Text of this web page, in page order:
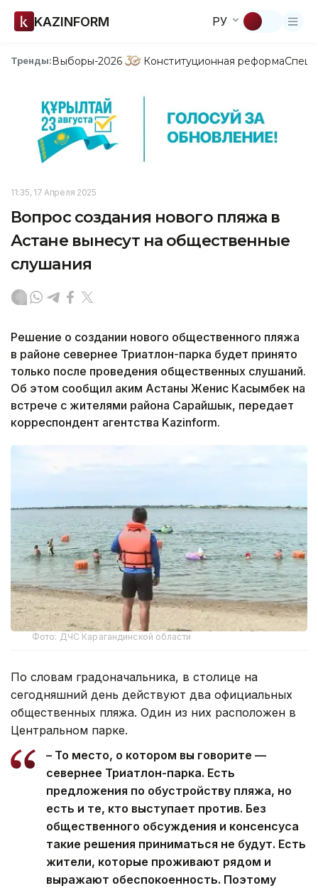
KAZINFORM РУ
Тренды:Выборы-2026 Конституционная реформа
11:35, 17 Апреля 2025
Вопрос создания нового пляжа в
Астане вынесут на общественные
слушания
Решение о создании нового общественного пляжа
в районе севернее Триатлон-парка будет принято
только после проведения общественных слушаний.
Об этом сообщил аким Астаны Женис Касымбек на
встрече с жителями района Сарайшык, передает
корреспондент агентства Kazinform.
Фото: ДЧС Карагандинской области
По словам градоначальника, в столице на
сегодняшний день действуют два официальных
общественных пляжа. Один из них расположен в
Центральном парке.
– То место, о котором вы говорите —
севернее Триатлон-парка. Есть
предложения по обустройству пляжа, но
есть и те, кто выступает против. Без
общественного обсуждения и консенсуса
такие решения приниматься не будут. Есть
жители, которые проживают рядом и
выражают обеспокоенность. Поэтому